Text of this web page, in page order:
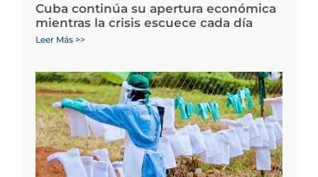
Cuba continúa su apertura económica
mientras la crisis escuece cada día
Leer Más >>